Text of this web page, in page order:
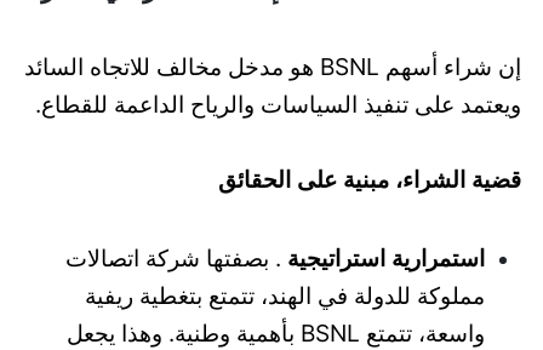
إن شراء أسهم BSNL هو مدخل مخالف للاتجاه السائد
ويعتمد على تنفيذ السياسات والرياح الداعمة للقطاع.
قضية الشراء، مبنية على الحقائق
استمرارية استراتيجية . بصفتها شركة اتصالات
مملوكة للدولة في الهند، تتمتع بتغطية ريفية
واسعة، تتمتع BSNL بأهمية وطنية. وهذا يجعل